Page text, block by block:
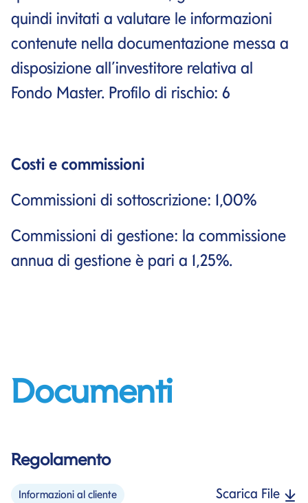
quindi invitati a valutare le informazioni
contenute nella documentazione messa a
disposizione all’investitore relativa al
Fondo Master. Profilo di rischio: 6
Costi e commissioni
Commissioni di sottoscrizione: 1,00%
Commissioni di gestione: la commissione
annua di gestione è pari a 1,25%.
Documenti
Regolamento
Informazioni al cliente Scarica File